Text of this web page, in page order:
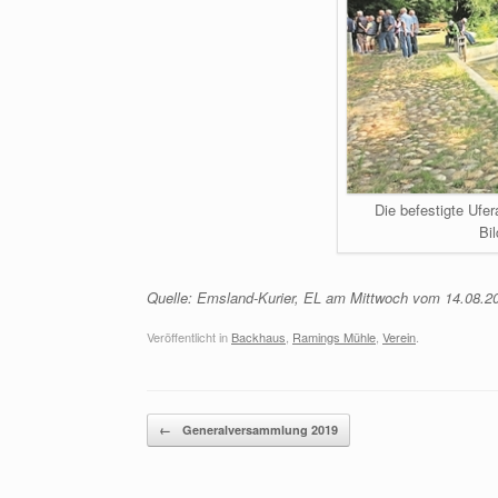
Die befestigte
Quelle: Emsland-Kurier, EL am Mittwoch vom
Veröffentlicht in Backhaus Ramings Mühle Verein
Beitragsnavigation
← Generalversammlung 2019